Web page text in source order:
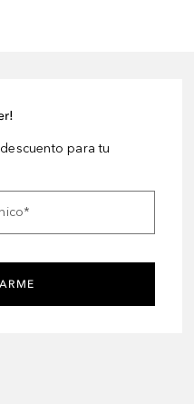
para tu
*